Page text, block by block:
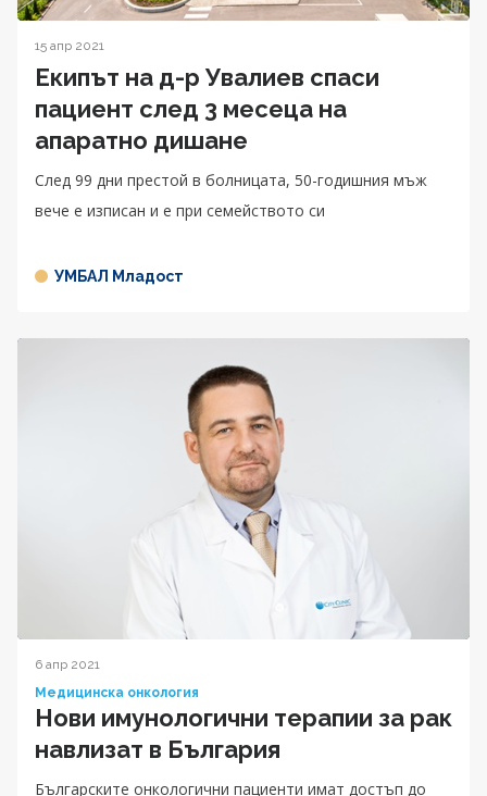
15 апр 2021
Екипът на д-р Увалиев спаси
пациент след 3 месеца на
апаратно дишане
След 99 дни престой в болницата, 50-годишния мъж
вече е изписан и е при семейството си
УМБАЛ Младост
6 апр 2021
Медицинска онкология
Нови имунологични терапии за рак
навлизат в България
Българските онкологични пациенти имат достъп до